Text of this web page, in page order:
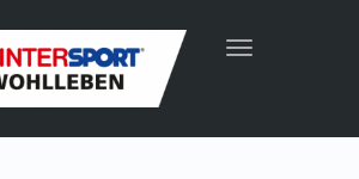
Toggle